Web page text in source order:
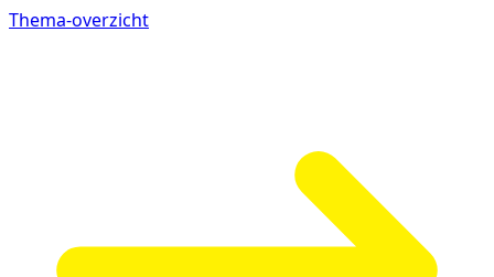
Thema-overzicht